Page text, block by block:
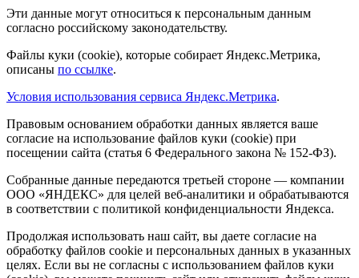
Эти данные могут относиться к персональным данным
согласно российскому законодательству.
Файлы куки (cookie), которые собирает Яндекс.Метрика,
описаны по ссылке.
Условия использования сервиса Яндекс.Метрика.
Правовым основанием обработки данных является ваше
согласие на использование файлов куки (cookie) при
посещении сайта (статья 6 Федерального закона № 152-ФЗ).
Собранные данные передаются третьей стороне — компании
ООО «ЯНДЕКС» для целей веб-аналитики и обрабатываются
в соответствии с политикой конфиденциальности Яндекса.
Продолжая использовать наш сайт, вы даете согласие на
обработку файлов cookie и персональных данных в указанных
целях. Если вы не согласны с использованием файлов куки